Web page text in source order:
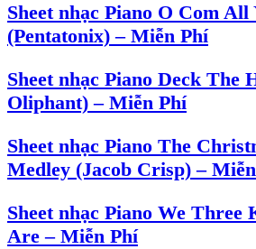
Sheet nhạc Piano O Com
(Pentatonix) – Miễn Phí
Sheet nhạc Piano Deck The
Oliphant) – Miễn Phí
Sheet nhạc Piano The
Medley (Jacob Crisp) –
Sheet nhạc Piano We Three
Are – Miễn Phí